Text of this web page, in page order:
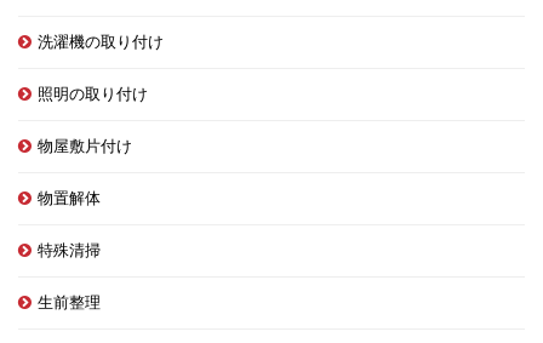
洗濯機の取り付け
照明の取り付け
物屋敷片付け
物置解体
特殊清掃
生前整理